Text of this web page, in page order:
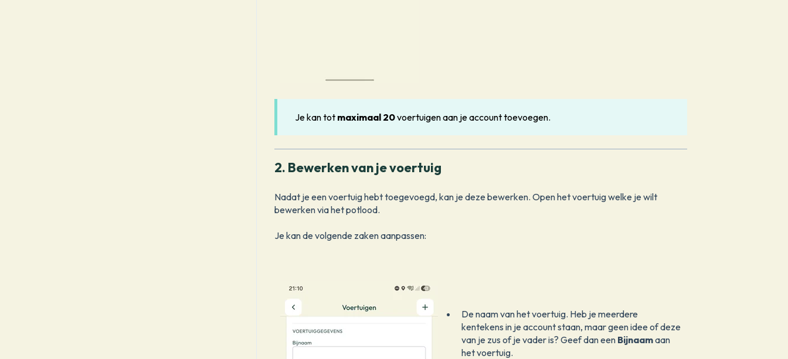
Je kan tot maximaal 20voertuigen aan je account toevoegen.
2. Bewerken van je voertuig
Nadat je een voertuig hebt toegevoegd, kan je deze bewerken. Open het voertuig welke je wilt
bewerken via het potlood.
Je kan de volgende zaken aanpassen:
De naam van het voertuig. Heb je meerdere
kentekens in je account staan, maar geen idee of deze
van je zus of je vader is? Geef dan een Bijnaamaan
het voertuig.